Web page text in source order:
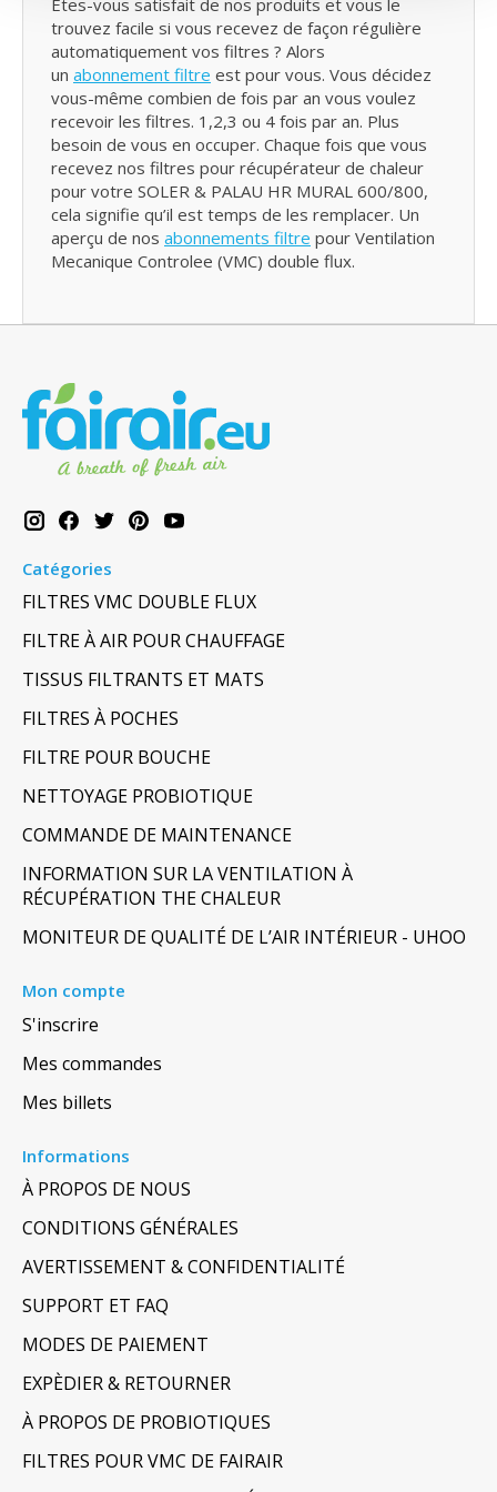
Etes-vous satisfait de nos produits et vous le
trouvez facile si vous recevez de façon régulière
automatiquement vos filtres ? Alors
un abonnement filtre est pour vous. Vous décidez
vous-même combien de fois par an vous voulez
recevoir les filtres. 1,2,3 ou 4 fois par an. Plus
besoin de vous en occuper. Chaque fois que vous
recevez nos filtres pour récupérateur de chaleur
pour votre SOLER & PALAU HR MURAL 600/800,
cela signifie qu’il est temps de les remplacer. Un
aperçu de nos abonnements filtre pour Ventilation
Mecanique Controlee (VMC) double flux.
Catégories
FILTRES VMC DOUBLE FLUX
FILTRE À AIR POUR CHAUFFAGE
TISSUS FILTRANTS ET MATS
FILTRES À POCHES
FILTRE POUR BOUCHE
NETTOYAGE PROBIOTIQUE
COMMANDE DE MAINTENANCE
INFORMATION SUR LA VENTILATION À
RÉCUPÉRATION THE CHALEUR
MONITEUR DE QUALITÉ DE L’AIR INTÉRIEUR - UHOO
Mon compte
S'inscrire
Mes commandes
Mes billets
Informations
À PROPOS DE NOUS
CONDITIONS GÉNÉRALES
AVERTISSEMENT & CONFIDENTIALITÉ
SUPPORT ET FAQ
MODES DE PAIEMENT
EXPÈDIER & RETOURNER
À PROPOS DE PROBIOTIQUES
FILTRES POUR VMC DE FAIRAIR